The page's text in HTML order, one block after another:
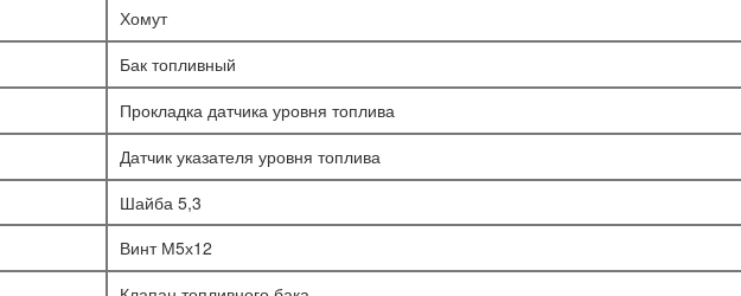
Хомут
Бак топливный
Прокладка датчика уровня топлива
Датчик указателя уровня топлива
Шайба 5,3
Винт М5х12